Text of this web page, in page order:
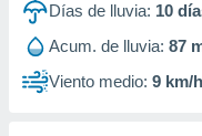
de
1199
Días de lluvia: 10
Acum. de lluvia: 87
Viento medio: 9 km/h